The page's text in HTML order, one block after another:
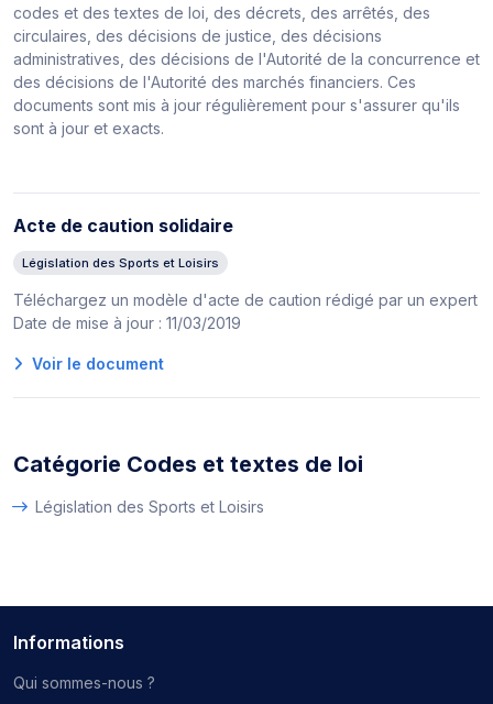
codes et des textes de loi, des décrets, des arrêtés, des
circulaires, des décisions de justice, des décisions
administratives, des décisions de l'Autorité de la concurrence et
des décisions de l'Autorité des marchés financiers. Ces
documents sont mis à jour régulièrement pour s'assurer qu'ils
sont à jour et exacts.
Acte de caution solidaire
Législation des Sports et Loisirs
Téléchargez un modèle d'acte de caution rédigé par un expert
Date de mise à jour : 11/03/2019
Voir le document
Catégorie Codes et textes de loi
Législation des Sports et Loisirs
Informations
Qui sommes-nous ?